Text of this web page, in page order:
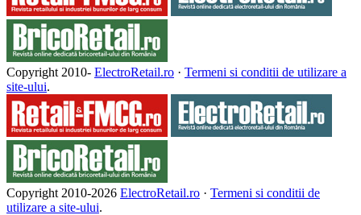
Copyright 2010- ElectroRetail.ro · Termeni si conditii de utilizare a
site-ului.
Copyright 2010-2026 ElectroRetail.ro · Termeni si conditii de
utilizare a site-ului.